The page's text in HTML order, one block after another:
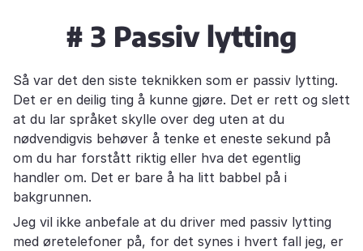
# 3 Passiv lytting
Så var det den siste teknikken som er passiv lytting.
Det er en deilig ting å kunne gjøre. Det er rett og slett
at du lar språket skylle over deg uten at du
nødvendigvis behøver å tenke et eneste sekund på
om du har forstått riktig eller hva det egentlig
handler om. Det er bare å ha litt babbel på i
bakgrunnen.
Jeg vil ikke anbefale at du driver med passiv lytting
med øretelefoner på, for det synes i hvert fall jeg, er